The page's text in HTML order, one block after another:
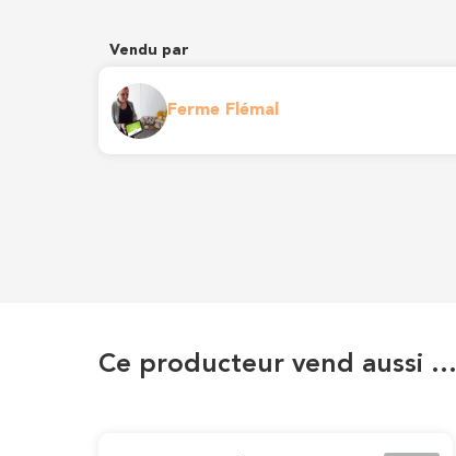
Vendu par
Ferme Flémal
Ce producteur vend aussi …